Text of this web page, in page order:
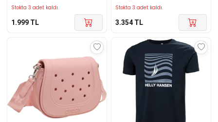
Stokta 3 adet kaldı.
1.999 TL
Stokta 3 adet kaldı.
3.354 TL